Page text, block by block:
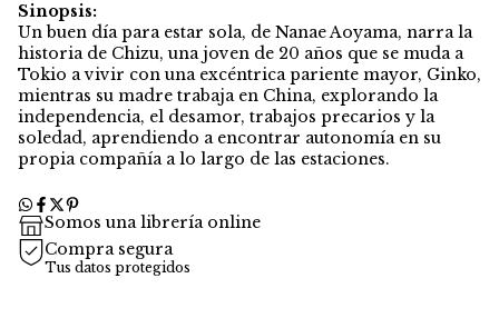
Sinopsis:
Un buen día para estar sola, de Nanae Aoyama, narra la
historia de Chizu, una joven de 20 años que se muda a
Tokio a vivir con una excéntrica pariente mayor, Ginko,
mientras su madre trabaja en China, explorando la
independencia, el desamor, trabajos precarios y la
soledad, aprendiendo a encontrar autonomía en su
propia compañía a lo largo de las estaciones.
Somos una librería online
Compra segura
Tus datos protegidos